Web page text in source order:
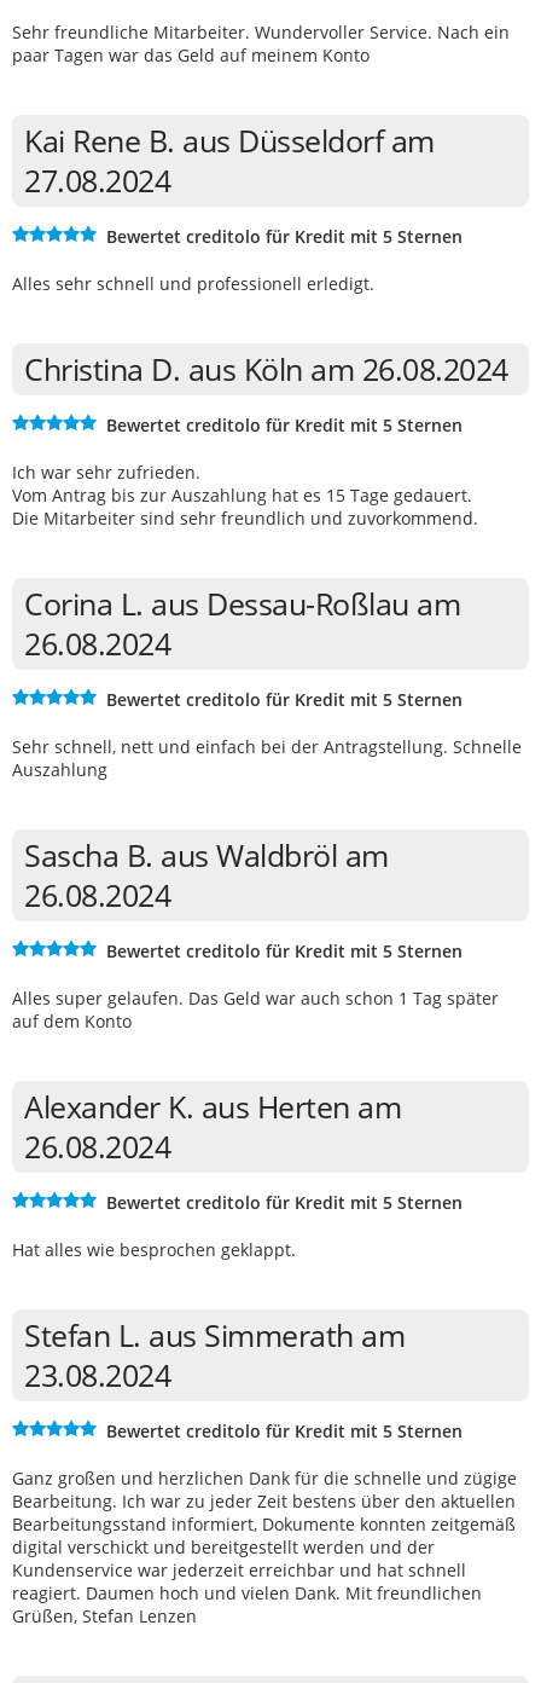
Sehr freundliche Mitarbeiter. Wundervoller Service. Nach ein
paar Tagen war das Geld auf meinem Konto
Kai Rene B. aus Düsseldorf am
27.08.2024
Bewertet creditolo für Kredit mit 5 Sternen
Alles sehr schnell und professionell erledigt.
Christina D. aus Köln am 26.08.2024
Bewertet creditolo für Kredit mit 5 Sternen
Ich war sehr zufrieden.
Vom Antrag bis zur Auszahlung hat es 15 Tage gedauert.
Die Mitarbeiter sind sehr freundlich und zuvorkommend.
Corina L. aus Dessau-Roßlau am
26.08.2024
Bewertet creditolo für Kredit mit 5 Sternen
Sehr schnell, nett und einfach bei der Antragstellung. Schnelle
Auszahlung
Sascha B. aus Waldbröl am
26.08.2024
Bewertet creditolo für Kredit mit 5 Sternen
Alles super gelaufen. Das Geld war auch schon 1 Tag später
auf dem Konto
Alexander K. aus Herten am
26.08.2024
Bewertet creditolo für Kredit mit 5 Sternen
Hat alles wie besprochen geklappt.
Stefan L. aus Simmerath am
23.08.2024
Bewertet creditolo für Kredit mit 5 Sternen
Ganz großen und herzlichen Dank für die schnelle und zügige
Bearbeitung. Ich war zu jeder Zeit bestens über den aktuellen
Bearbeitungsstand informiert, Dokumente konnten zeitgemäß
digital verschickt und bereitgestellt werden und der
Kundenservice war jederzeit erreichbar und hat schnell
reagiert. Daumen hoch und vielen Dank. Mit freundlichen
Grüßen, Stefan Lenzen